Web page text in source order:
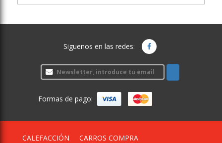
Siguenos en las redes:
Formas de pago:
CALEFACCIÓN
CARROS COMPRA